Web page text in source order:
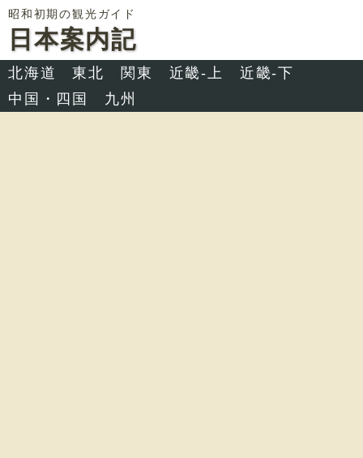
昭和初期の観光ガイド
日本案内記
北海道 東北 関東 近畿-上
近畿-下
中国・四国
九州